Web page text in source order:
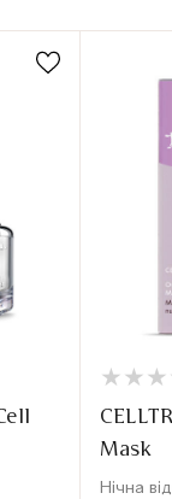
★
★ ★
★ ★
★
Mask
Нічна